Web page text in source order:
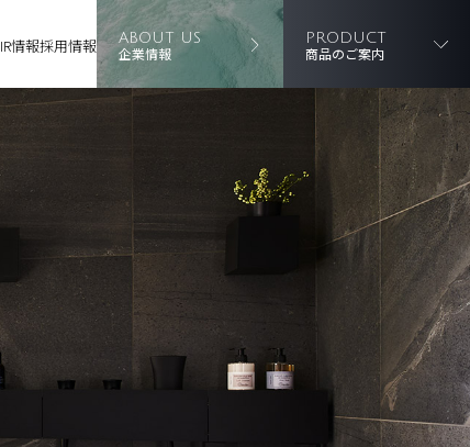
IR情報採用情報 ABOUT US
企業情報
PRODUCT
商品のご案内